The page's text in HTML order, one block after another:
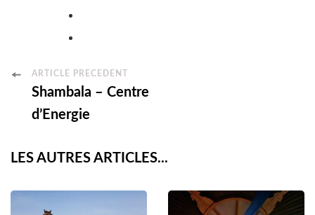
Post
Navigation
ARTICLE PRÉCÉDENT
Shambala – Centre
d’Energie
LES AUTRES ARTICLES...